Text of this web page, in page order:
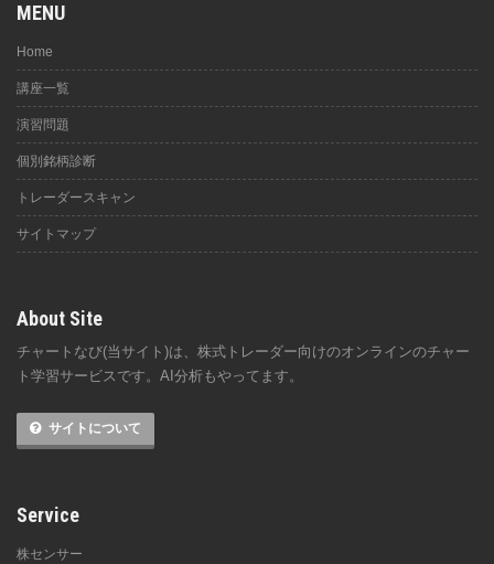
MENU
Home
講座一覧
演習問題
個別銘柄診断
トレーダースキャン
サイトマップ
About Site
チャートなび(当サイト)は、株式トレーダー向けのオンラインのチャー
ト学習サービスです。AI分析もやってます。
サイトについて
Service
株センサー